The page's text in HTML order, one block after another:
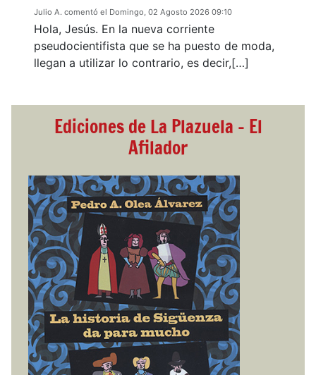
Julio A. comentó el Domingo, 02 Agosto 2026 09:10
Hola, Jesús. En la nueva corriente
pseudocientifista que se ha puesto de moda,
llegan a utilizar lo contrario, es decir,[…]
Ediciones de La Plazuela - El
Afilador